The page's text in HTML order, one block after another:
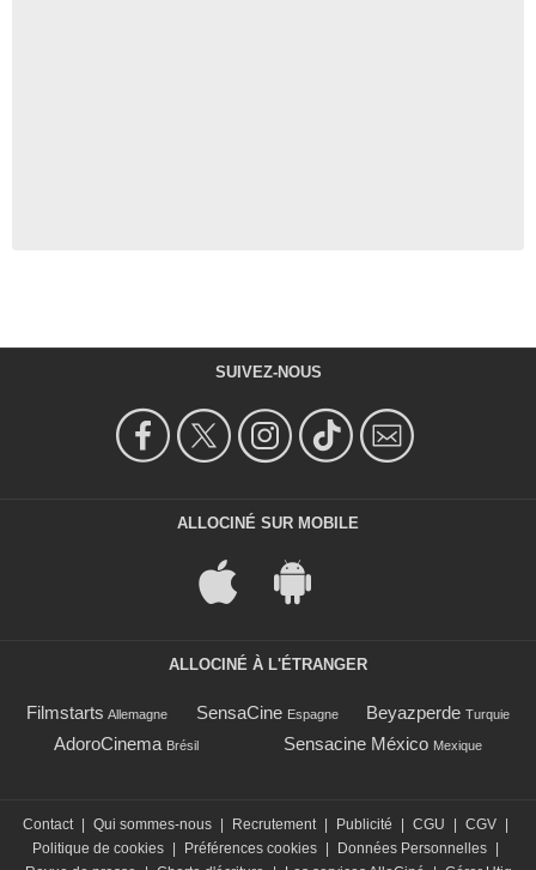
SUIVEZ-NOUS
ALLOCINÉ SUR MOBILE
ALLOCINÉ À L'ÉTRANGER
Filmstarts Allemagne SensaCine Espagne Beyazperde Turquie
AdoroCinema Brésil Sensacine México Mexique
Contact | Qui sommes-nous | Recrutement | Publicité | CGU | CGV |
Politique de cookies | Préférences cookies | Données Personnelles |